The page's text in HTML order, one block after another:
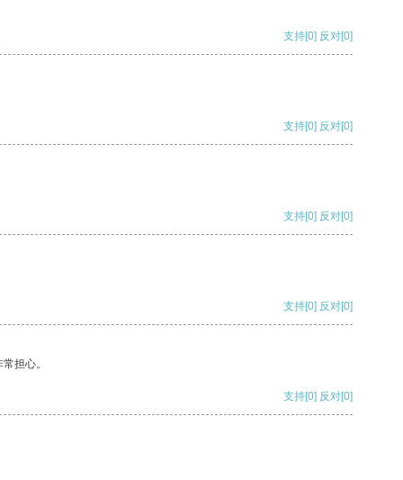
支持[0] 反对[0]
支持[0] 反对[0]
支持[0] 反对[0]
支持[0] 反对[0]
担心。
支持[0] 反对[0]